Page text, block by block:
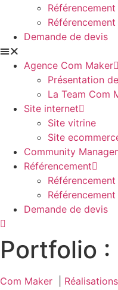
Demande de devis
Agence Com Maker
Présentation
La Team Com
Site internet
Site vitrine
Site
Community
Référencement
Demande de devis
Portfolio :
Com Maker Réalisations